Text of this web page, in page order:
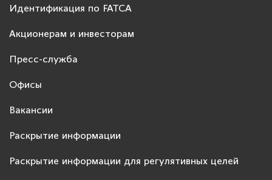
Идентификация по FATCA
Акционерам и инвесторам
Пресс-служба
Офисы
Вакансии
Раскрытие информации
Раскрытие информации для регулятивных целей